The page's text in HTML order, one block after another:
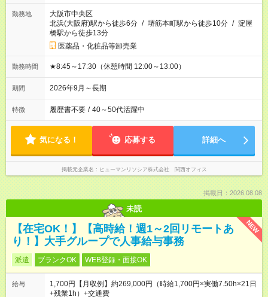
勤務地
大阪市中央区
北浜(大阪府)駅から徒歩6分 / 堺筋本町駅から徒歩10分 / 淀屋
橋駅から徒歩13分
医薬品・化粧品等卸売業
勤務時間 ★8:45～17:30（休憩時間 12:00～13:00）
期間 2026年9月～長期
特徴 履歴書不要 / 40～50代活躍中
気になる！ 応募する 詳細へ
掲載元企業名 ヒューマンリソシア株式会社 関西オフィス
掲載日：2026.08.08
未読
NEW
【在宅OK！】【高時給！週1～2回リモートあ
り！】大手グループで人事給与事務
派遣 ブランクOK WEB登録・面接OK
給与
1,700円【月収例】約269,000円（時給1,700円×実働7.50h×21日
+残業1h）+交通費